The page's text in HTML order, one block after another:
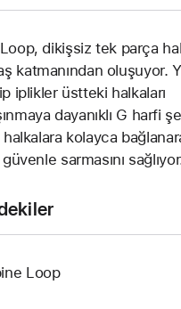
Loop, dikişsiz tek parça
katmanından oluşuyor.
iplikler üstteki halkaları
dayanıklı G harfi
kolayca
sarmasını
Loop